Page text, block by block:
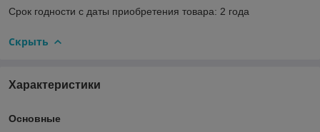
Срок годности с даты приобретения товара: 2 года
Скрыть
Характеристики
Основные